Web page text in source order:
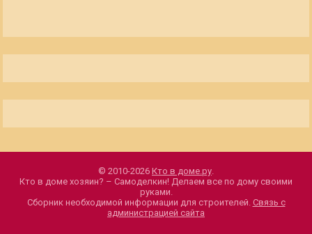
© 2010-2026 Кто в доме.ру.
Кто в доме хозяин? – Самоделкин! Делаем все по дому своими
руками.
Сборник необходимой информации для строителей. Связь с
администрацией сайта